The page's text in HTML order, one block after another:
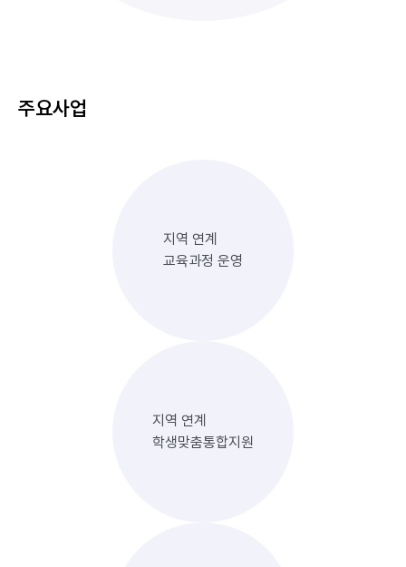
주요사업
지역 연계
교육과정 운영
지역 연계
학생맞춤통합지원